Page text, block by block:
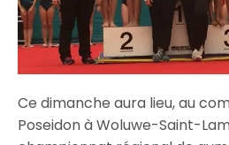
Ce dimanche aura lieu, au
Poseidon à Woluwe-Saint-